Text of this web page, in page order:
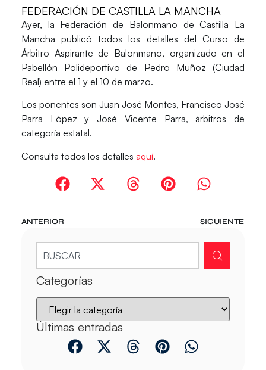
FEDERACIÓN DE CASTILLA LA MANCHA
Ayer, la Federación de Balonmano de Castilla La
Mancha publicó todos los detalles del Curso de
Árbitro Aspirante de Balonmano, organizado en el
Pabellón Polideportivo de Pedro Muñoz (Ciudad
Real) entre el 1 y el 10 de marzo.
Los ponentes son Juan José Montes, Francisco José
Parra López y José Vicente Parra, árbitros de
categoría estatal.
Consulta todos los detalles aquí.
ANTERIOR SIGUIENTE
Categorías
Últimas entradas